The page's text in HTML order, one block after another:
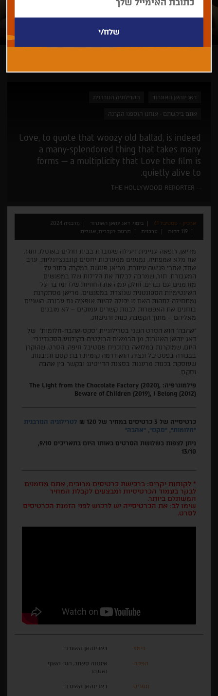
דאג יוהאן האוגרוד הטרילוגיה הנורבגית
אתם ביקשתם - אנחנו הוספנו הקרנה
Love, to quote that woozy old ballad, is indeed
a many-splendored thing that takes many
forms — a multiplicity that Love the film is
quietly alive to.
THE HOLLYWOOD REPORTER
ארכיון - פסטיבל 41 בימוי: דאג יוהאן האוגרוד
נורבגיה 2024
119 דקות
נורבגית תרגום לעברית, אנגלית
מריאן, רופאה עניינית ויעילה שעובדת בבית חולים באוסלו, ותור,
אח מלא אמפתיה, נמנעים ממערכות יחסים קונבנציונליות. ערב
אחד, אחרי פגישה עיוורת, מריאן פוגשת במקרה בתור על
המעבורת. תור, שמרבה לבלות את הלילות שלו במפגשים
מזדמנים עם גברים, חולק עמה את החוויות שלו ומדבר על
האינטימיות הספונטנית שנוצרת במפגשים. מריאן מסתקרנת
ומתחילה לתהות האם זו יכולה להיות אופציה גם עבורה. השניים
בוחנים את האפשרות לבנות קשרים עמוקים – לא מובנים
מאליהם – מתוך הקשבה, כנות ורגישות.
"אהבה" הוא הסרט השני בטרילוגיית "סקס-אהבה-חלומות" של
דאג יוהאן האוגרוד, מן הבמאים הבולטים בקולנוע הסקנדינבי
היום, שמוקרנת במלואה בתוכנית פסטיבל חיפה. הסרט, שהוקרן
בבכורה בפסטיבל ונציה, הוא דרמה קומית רבת קסם ותובנות,
שעוסקת בכנות מרעננת בסצנת הדייטינג ובקשר בין אהבה
וסקס.
פילמוגרפיה: The Light from the Chocolate Factory (2020),
Beware of Children (2019), I Belong (2012)
כרטיסייה של 3 כרטיסים במחיר של 120 ₪
לטרילוגיה הנורבגית
"חלומות", "סקס", "אהבה"
ניתן לצפות בשלושת הסרטים באותו היום בתאריכים 9/10,
13/10
* לקוחות יקרים: ברכישת כרטיסים מרובים, אתם מוזמנים
לבקר בעמוד הכרטיסיות ומבצעים לקבלת המחיר
המשתלם ביותר.
שימו לב: את הכרטיסייה יש לרכוש לפני הזמנת הכרטיסים
לסרט.
בימוי דאג יוהאן האוגרוד
הפקה
אינגווה סאתר, הגה האוף
ואטום
תסריט דאג יוהאן האוגרוד